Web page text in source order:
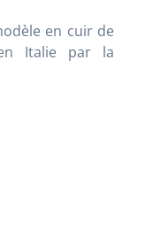
en cuir de
Italie par la